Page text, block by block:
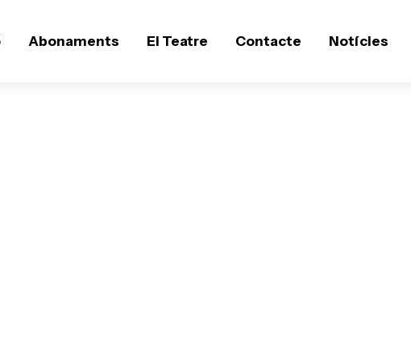
Abonaments El Teatre Contacte Notícies